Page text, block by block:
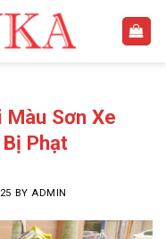
Màu Sơn Xe
Phạt
BY ADMIN